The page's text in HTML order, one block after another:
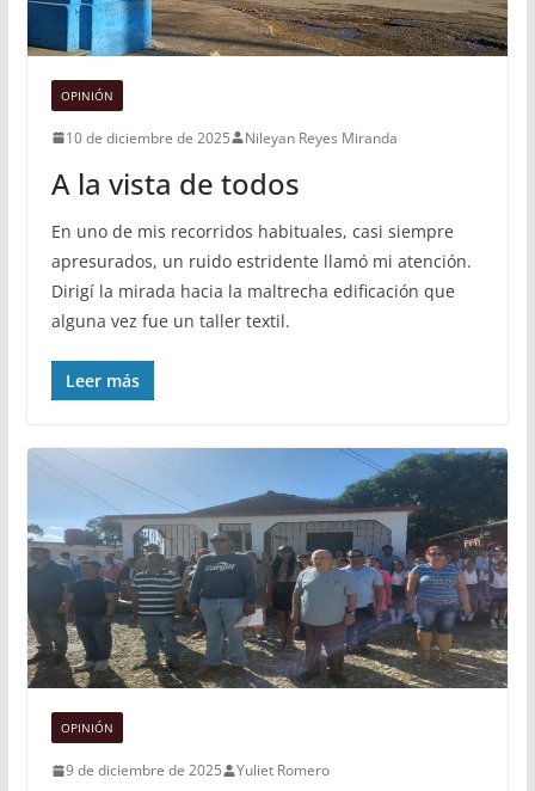
OPINIÓN
10 de diciembre de 2025 Nileyan Reyes Miranda
A la vista de todos
En uno de mis recorridos habituales, casi siempre
apresurados, un ruido estridente llamó mi atención.
Dirigí la mirada hacia la maltrecha edificación que
alguna vez fue un taller textil.
Leer más
OPINIÓN
9 de diciembre de 2025 Yuliet Romero